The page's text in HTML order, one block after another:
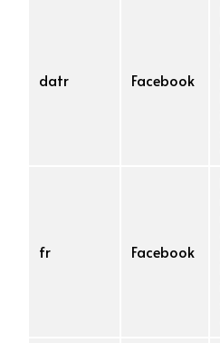
datr Facebook
fr Facebook